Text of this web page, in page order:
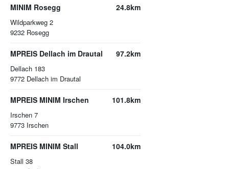
MINIM Rosegg
Wildparkweg 2
9232 Rosegg
24.8km
MPREIS Dellach im Drautal
Dellach 183
9772 Dellach im Drautal
97.2km
MPREIS MINIM Irschen
Irschen 7
9773 Irschen
101.8km
MPREIS MINIM Stall
Stall 38
104.0km